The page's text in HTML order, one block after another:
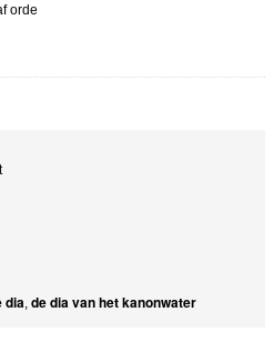
orde
dia, de dia van het kanonwater